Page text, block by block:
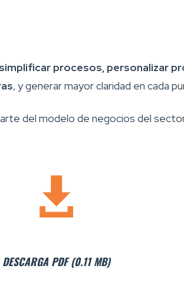
simplificar procesos, personalizar
, y generar mayor claridad en cada
del modelo de negocios del
DESCARGA PDF (0.11 MB)